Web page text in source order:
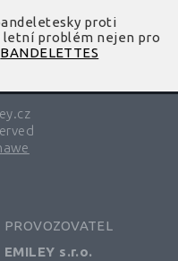
proti
letní problém nejen pro
BANDELETTES
PROVOZOVATEL
EMILEY s.r.o.